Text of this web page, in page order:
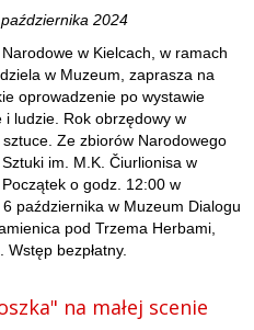
2024
w Kielcach, w ramach
w Muzeum, zaprasza na
oprowadzenie po wystawie
i ludzie. Rok obrzędowy w
sztuce. Ze zbiorów Narodowego
im. M.K. Čiurlionisa w
Początek o godz. 12:00 w
6 października w Muzeum Dialogu
pod Trzema Herbami,
Wstęp bezpłatny.
na małej scenie